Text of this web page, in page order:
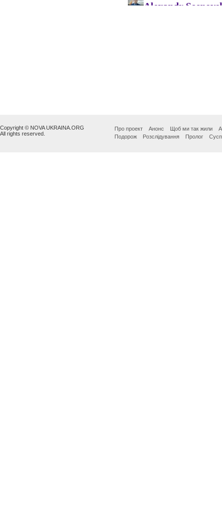
Copyright © NOVA UKRAINA.ORG
All rights reserved.
Про проект Анонс Щоб ми так жили
Подорож
Розслідування Пролог